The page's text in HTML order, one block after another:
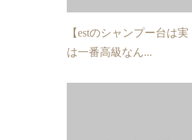
【estのシャンプー台は実
は一番高級なん...